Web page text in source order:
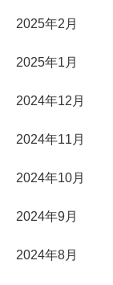
2025年2月
2025年1月
2024年12月
2024年11月
2024年10月
2024年9月
2024年8月